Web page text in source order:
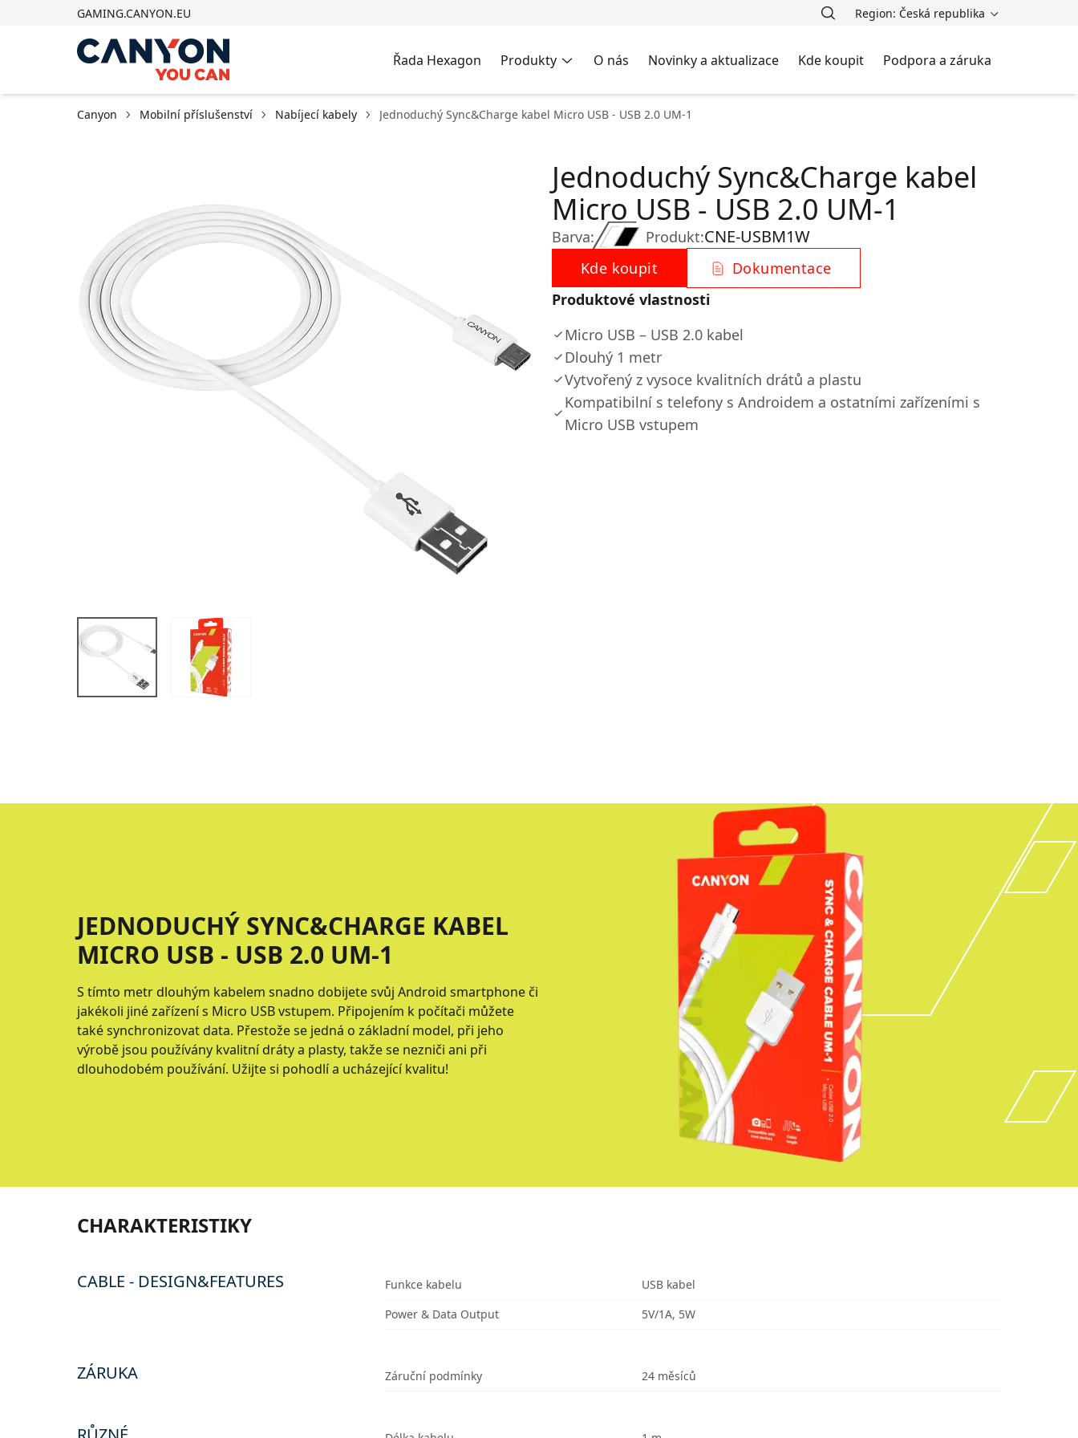
GAMING.CANYON.EU Region: Česká republika
Řada Hexagon Produkty O nás Novinky a aktualizace Kde koupit Podpora a záruka
Canyon Mobilní příslušenství Nabíjecí kabely Jednoduchý Sync&Charge kabel Micro USB - USB 2.0 UM-1
Barva:
Jednoduchý Sync&Charge kabel
Micro USB - USB 2.0 UM-1
Produkt:CNE-USBM1W
Kde koupit
Dokumentace
Produktové vlastnosti
Micro USB – USB 2.0 kabel
Dlouhý 1 metr
Vytvořený z vysoce kvalitních drátů a plastu
Kompatibilní s telefony s Androidem a ostatními zařízeními s
Micro USB vstupem
JEDNODUCHÝ SYNC&CHARGE KABEL
MICRO USB - USB 2.0 UM-1
S tímto metr dlouhým kabelem snadno dobijete svůj Android smartphone či
jakékoli jiné zařízení s Micro USB vstupem. Připojením k počítači můžete
také synchronizovat data. Přestože se jedná o základní model, při jeho
výrobě jsou používány kvalitní dráty a plasty, takže se nezniči ani při
dlouhodobém používání. Užijte si pohodlí a ucházející kvalitu!
CHARAKTERISTIKY
CABLE - DESIGN&FEATURES Funkce kabelu
USB kabel
Power & Data Output
5V/1A, 5W
ZÁRUKA Záruční podmínky 24 měsíců